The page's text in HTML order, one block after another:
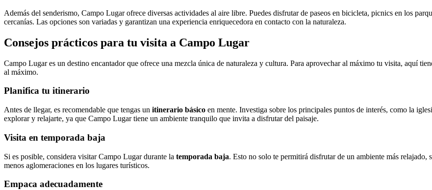
Además del senderismo, Campo Lugar ofrece diversas actividades al aire libre. Puedes disfrutar de paseos en bicicleta, picnics en los
cercanías. Las opciones son variadas y garantizan una experiencia enriquecedora en contacto con la naturaleza.
Consejos prácticos para tu visita a Campo Lugar
Campo Lugar es un destino encantador que ofrece una mezcla única de naturaleza y cultura. Para aprovechar al máximo tu visita, aquí
al máximo.
Planifica tu itinerario
Antes de llegar, es recomendable que tengas un itinerario básico en mente. Investiga sobre los principales puntos de interés, como la
explorar y relajarte, ya que Campo Lugar tiene un ambiente tranquilo que invita a disfrutar del paisaje.
Visita en temporada baja
Si es posible, considera visitar Campo Lugar durante la temporada baja. Esto no solo te permitirá disfrutar de un ambiente más
menos aglomeraciones en los lugares turísticos.
Empaca adecuadamente